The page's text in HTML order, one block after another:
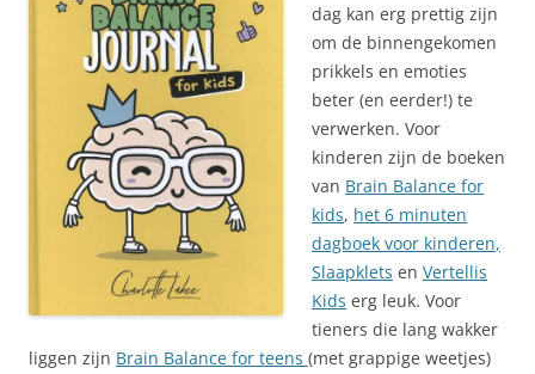
dag kan erg prettig zijn
om de binnengekomen
prikkels en emoties
beter (en eerder!) te
verwerken. Voor
kinderen zijn de boeken
van Brain Balance for
kids, het 6 minuten
dagboek voor kinderen,
Slaapklets en Vertellis
Kids erg leuk. Voor
tieners die lang wakker
liggen zijn Brain Balance for teens (met grappige weetjes)